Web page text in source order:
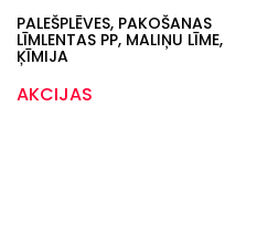
PALEŠPLĒVES, PAKOŠANAS
LĪMLENTAS PP, MALIŅU LĪME,
ĶĪMIJA
AKCIJAS